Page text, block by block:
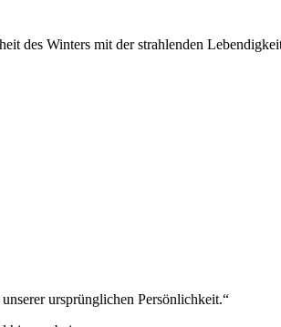
des Winters mit der strahlenden
ursprünglichen Persönlichkeit.“